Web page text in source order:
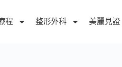
程 整形外科 美麗見證